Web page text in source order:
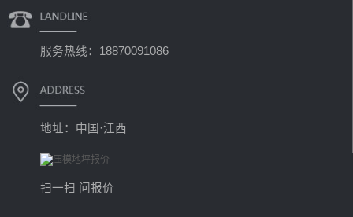
服务热线：18870091086
地址：中国·江西
扫一扫 问报价